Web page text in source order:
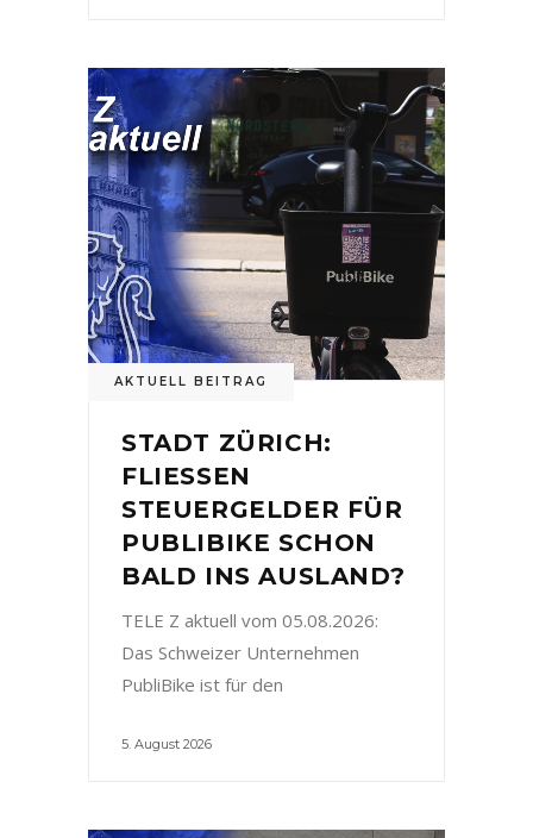
AKTUELL BEITRAG
STADT ZÜRICH:
FLIESSEN
STEUERGELDER FÜR
PUBLIBIKE SCHON
BALD INS AUSLAND?
TELE Z aktuell vom 05.08.2026:
Das Schweizer Unternehmen
PubliBike ist für den
5. August 2026